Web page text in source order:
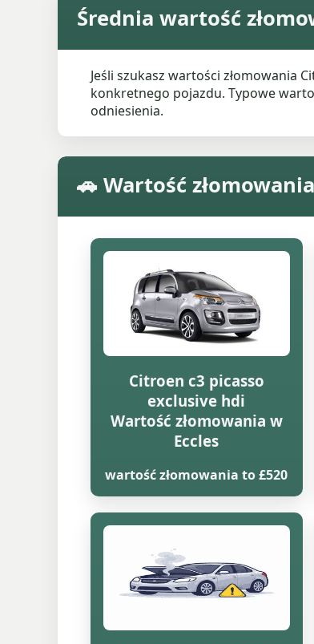
Średnia wartość
Jeśli szukasz wartości złomowania
konkretnego pojazdu. Typowe
odniesienia.
🚗 Wartość
Citroen c3 picasso
exclusive hdi
Wartość złomowania w
Eccles
wartość złomowania to £520